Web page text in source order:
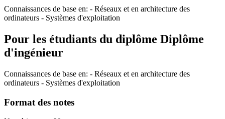
Connaissances de base en: - Réseaux et en architecture des
ordinateurs - Systèmes d'exploitation
Pour les étudiants du diplôme Diplôme
d'ingénieur
Connaissances de base en: - Réseaux et en architecture des
ordinateurs - Systèmes d'exploitation
Format des notes